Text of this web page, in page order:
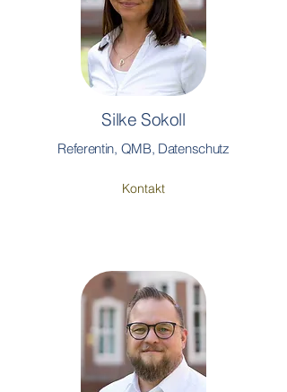
Silke Sokoll
Referentin, QMB, Datenschutz
Kontakt